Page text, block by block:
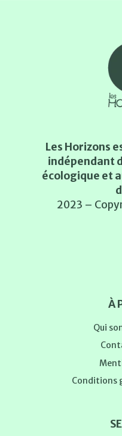
Les Horizons
indépendant
écologique et
2023 –
À
Qui
Conditions